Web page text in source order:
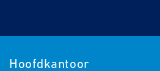
Hoofdkantoor